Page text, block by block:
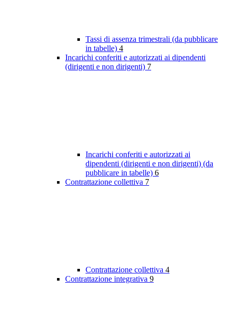
Tassi di assenza trimestrali (da pubblicare
in tabelle) 4
Incarichi conferiti e autorizzati ai dipendenti
(dirigenti e non dirigenti) 7
Incarichi conferiti e autorizzati ai
dipendenti (dirigenti e non dirigenti) (da
pubblicare in tabelle) 6
Contrattazione collettiva 7
Contrattazione collettiva 4
Contrattazione integrativa 9